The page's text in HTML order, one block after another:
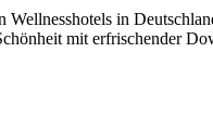
in
mit erfrischender